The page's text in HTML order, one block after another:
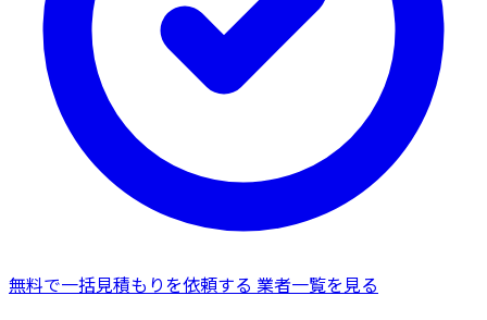
無料で一括見積もりを依頼する 業者一覧を見る